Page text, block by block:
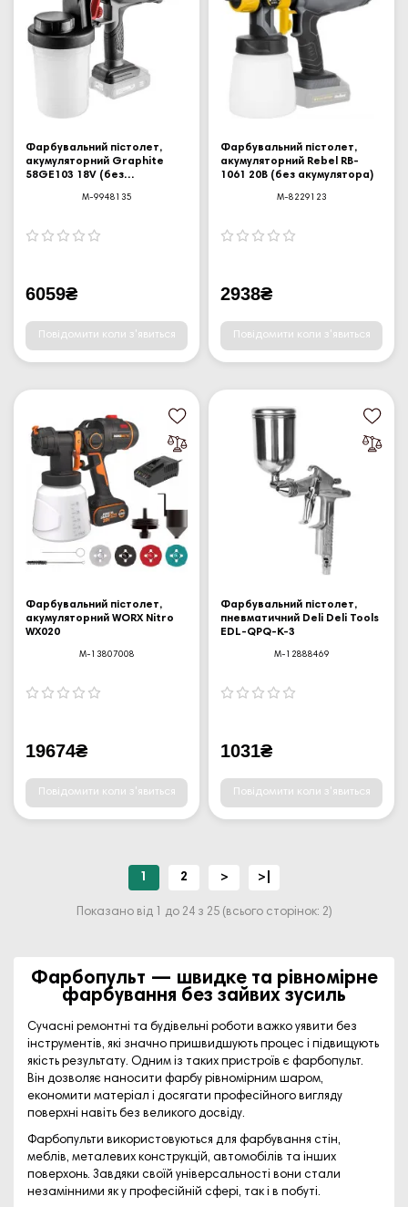
Фарбувальний пістолет,
акумуляторний Graphite
58GE103 18V (без
M-9948135
6059₴
Повідомити коли з'явиться
Фарбувальний пістолет,
акумуляторний Rebel RB-
1061 20В (без акумулятора)
M-8229123
2938₴
Повідомити коли з'явиться
Фарбувальний пістолет,
акумуляторний WORX Nitro
WX020
M-13807008
19674₴
Повідомити коли з'явиться
Фарбувальний пістолет,
пневматичний Deli Deli Tools
EDL-QPQ-K-3
M-12888469
1031₴
Повідомити коли з'явиться
1 2 > >|
Показано від 1 до 24 з 25 (всього сторінок: 2)
Фарбопульт — швидке та рівномірне
фарбування без зайвих зусиль
Сучасні ремонтні та будівельні роботи важко уявити без
інструментів, які значно пришвидшують процес і підвищують
якість результату. Одним із таких пристроїв є фарбопульт.
Він дозволяє наносити фарбу рівномірним шаром,
економити матеріал і досягати професійного вигляду
поверхні навіть без великого досвіду.
Фарбопульти використовуються для фарбування стін,
меблів, металевих конструкцій, автомобілів та інших
поверхонь. Завдяки своїй універсальності вони стали
незамінними як у професійній сфері, так і в побуті.